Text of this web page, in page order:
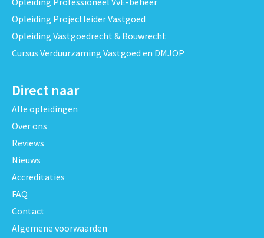
Opleiding Projectleider Vastgoed
Opleiding Vastgoedrecht & Bouwrecht
Cursus Verduurzaming Vastgoed en DMJOP
Direct naar
Alle opleidingen
Over ons
Reviews
Nieuws
Accreditaties
FAQ
Contact
Algemene voorwaarden